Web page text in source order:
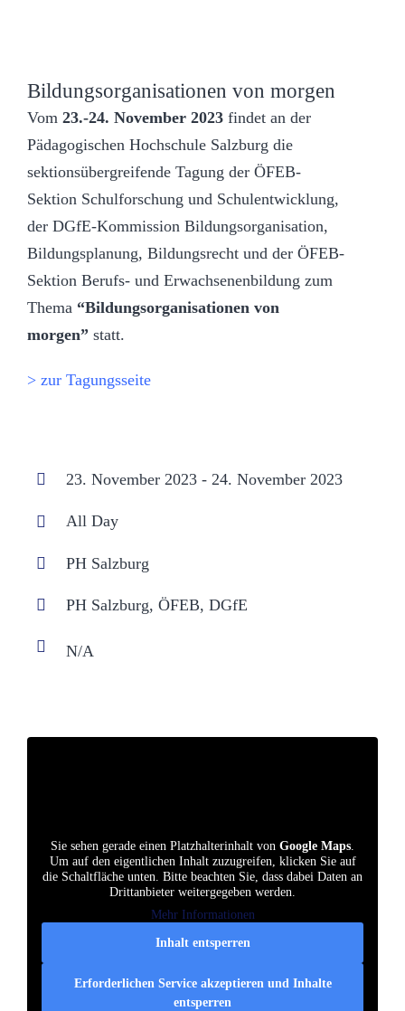
Bildungsorganisationen von morgen
Vom23.-24. November 2023findet an der
Pädagogischen Hochschule Salzburg die
sektionsübergreifende Tagung der ÖFEB-
Sektion Schulforschung und Schulentwicklung,
der DGfE-Kommission Bildungsorganisation,
Bildungsplanung, Bildungsrecht und der ÖFEB-
Sektion Berufs- und Erwachsenenbildung zum
Thema “Bildungsorganisationen von
morgen”statt.
> zur Tagungsseite
23. November 2023 - 24. November 2023
All Day
PH Salzburg
PH Salzburg, ÖFEB, DGfE
Sie sehen gerade einen Platzhalterinhalt von Google Maps.
Um auf den eigentlichen Inhalt zuzugreifen, klicken Sie auf
die Schaltfläche unten. Bitte beachten Sie, dass dabei Daten an
Drittanbieter weitergegeben werden.
Mehr Informationen
Inhalt entsperren
Erforderlichen Service akzeptieren und Inhalte
entsperren